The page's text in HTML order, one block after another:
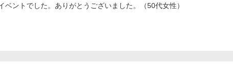
ントでした。ありがとうございました。（50代女性）